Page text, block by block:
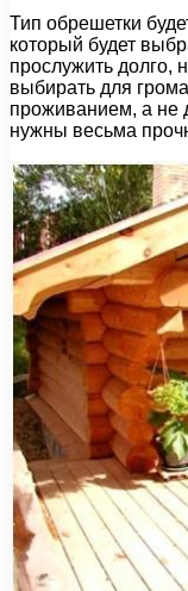
Тип обрешетки
который будет
прослужить долго,
выбирать для
проживанием, а не
нужны весьма